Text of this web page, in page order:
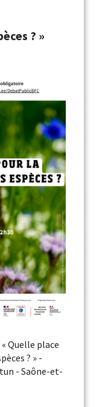
? »
Quelle place
? » -
- Saône-et-